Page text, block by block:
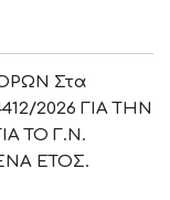
Στα
2026 ΓΙΑ ΤΗΝ
ΤΟ Γ.Ν.
ΕΤΟΣ.